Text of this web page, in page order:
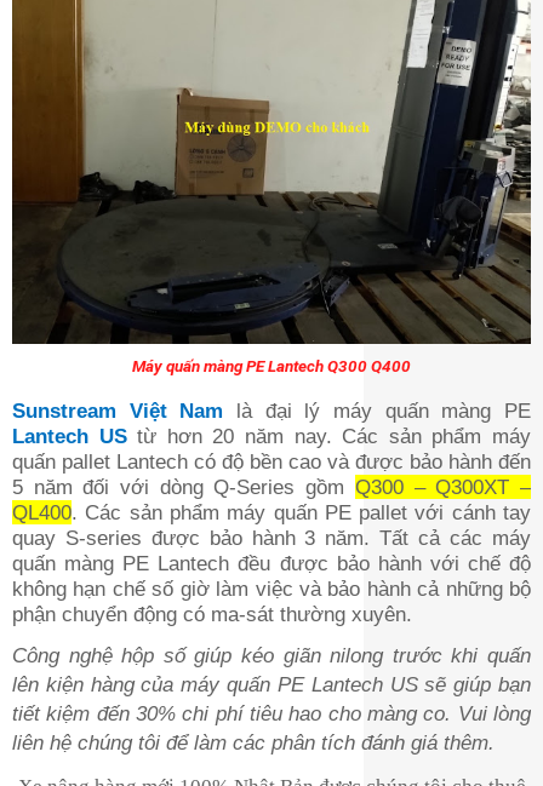
Máy quấn màng PE Lantech Q300 Q400
Sunstream Việt Nam
là đại lý máy quấn màng PE
Lantech UStừ hơn 20 năm nay. Các sản phẩm máy
quấn pallet Lantech có độ bền cao và được bảo hành đến
5 năm đối với dòng Q-Series gồm Q300 – Q300XT –
QL400. Các sản phẩm máy quấn PE pallet với cánh tay
quay S-series được bảo hành 3 năm. Tất cả các máy
quấn màng PE Lantech đều được bảo hành với chế độ
không hạn chế số giờ làm việc và bảo hành cả những bộ
phận chuyển động có ma-sát thường xuyên.
Công nghệ hộp số giúp kéo giãn nilong trước khi quấn
lên kiện hàng của máy quấn PE Lantech US sẽ giúp bạn
tiết kiệm đến 30% chi phí tiêu hao cho màng co. Vui lòng
liên hệ chúng tôi để làm các phân tích đánh giá thêm.